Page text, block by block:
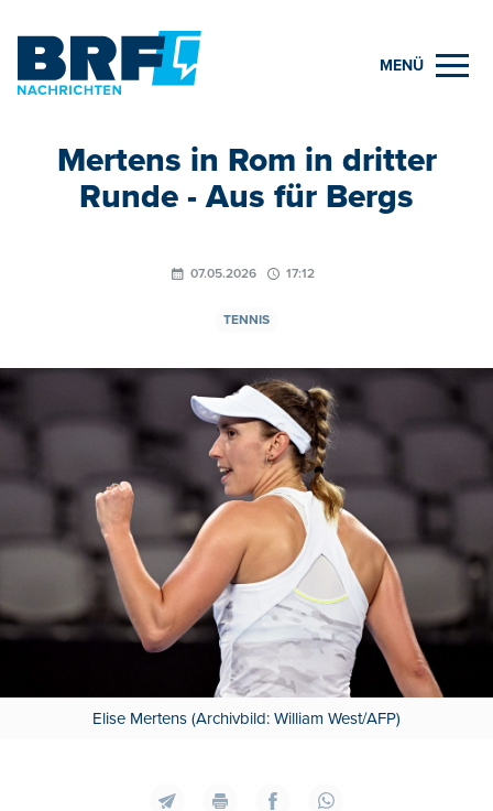
MENÜ
Mertens in Rom in dritter
Runde - Aus für Bergs
07.05.2026 17:12
TENNIS
Elise Mertens (Archivbild: William West/AFP)